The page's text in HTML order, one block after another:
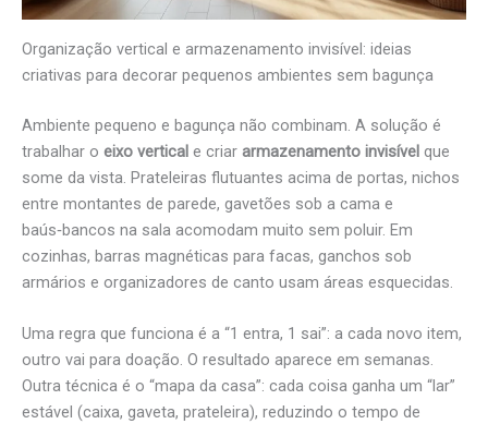
Organização vertical e armazenamento invisível: ideias
criativas para decorar pequenos ambientes sem bagunça
Ambiente pequeno e bagunça não combinam. A solução é
trabalhar o eixo vertical e criar armazenamento invisível que
some da vista. Prateleiras flutuantes acima de portas, nichos
entre montantes de parede, gavetões sob a cama e
baús‑bancos na sala acomodam muito sem poluir. Em
cozinhas, barras magnéticas para facas, ganchos sob
armários e organizadores de canto usam áreas esquecidas.
Uma regra que funciona é a “1 entra, 1 sai”: a cada novo item,
outro vai para doação. O resultado aparece em semanas.
Outra técnica é o “mapa da casa”: cada coisa ganha um “lar”
estável (caixa, gaveta, prateleira), reduzindo o tempo de